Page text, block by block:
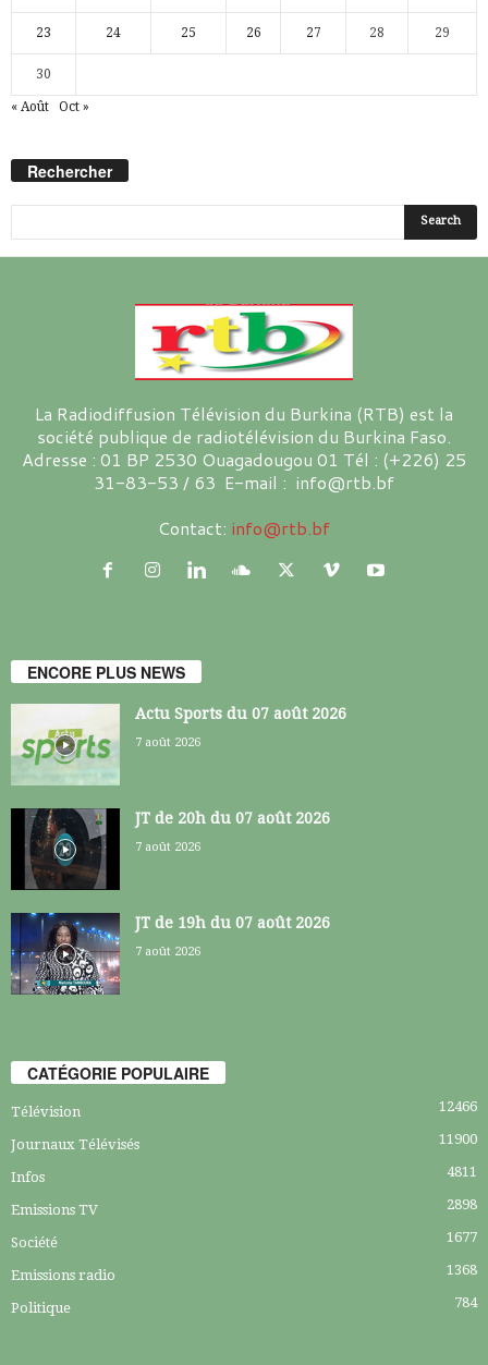
23 24 25 26 27 28 29
30
« Août Oct »
Rechercher
La Radiodiffusion Télévision du Burkina (RTB) est la
société publique de radiotélévision du Burkina Faso.
Adresse : 01 BP 2530 Ouagadougou 01 Tél : (+226) 25
31-83-53 / 63 E-mail : info@rtb.bf
Contact: info@rtb.bf
ENCORE PLUS NEWS
Actu Sports du 07 août 2026
7 août 2026
JT de 20h du 07 août 2026
7 août 2026
JT de 19h du 07 août 2026
7 août 2026
CATÉGORIE POPULAIRE
Télévision 12466
Journaux Télévisés 11900
Infos 4811
Emissions TV 2898
Société 1677
Emissions radio 1368
Politique 784